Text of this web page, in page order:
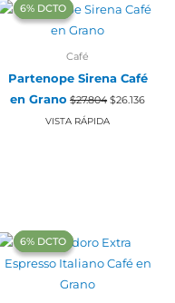
‍6% DCTO‍‍
‍6% DCTO‍‍
Café
Partenope Sirena Café
en Grano $27.804 El
precio
$26.136
precio
VISTA RÁPIDA
‍6% DCTO‍‍
‍6% DCTO‍‍